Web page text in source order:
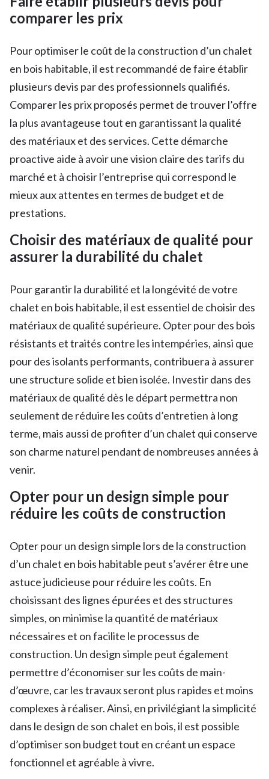
comparer les prix
Pour optimiser le coût de la construction d’un chalet
en bois habitable, il est recommandé de faire établir
plusieurs devis par des professionnels qualifiés.
Comparer les prix proposés permet de trouver l’offre
la plus avantageuse tout en garantissant la qualité
des matériaux et des services. Cette démarche
proactive aide à avoir une vision claire des tarifs du
marché et à choisir l’entreprise qui correspond le
mieux aux attentes en termes de budget et de
prestations.
Choisir des matériaux de qualité pour
assurer la durabilité du chalet
Pour garantir la durabilité et la longévité de votre
chalet en bois habitable, il est essentiel de choisir des
matériaux de qualité supérieure. Opter pour des bois
résistants et traités contre les intempéries, ainsi que
pour des isolants performants, contribuera à assurer
une structure solide et bien isolée. Investir dans des
matériaux de qualité dès le départ permettra non
seulement de réduire les coûts d’entretien à long
terme, mais aussi de profiter d’un chalet qui conserve
son charme naturel pendant de nombreuses années à
venir.
Opter pour un design simple pour
réduire les coûts de construction
Opter pour un design simple lors de la construction
d’un chalet en bois habitable peut s’avérer être une
astuce judicieuse pour réduire les coûts. En
choisissant des lignes épurées et des structures
simples, on minimise la quantité de matériaux
nécessaires et on facilite le processus de
construction. Un design simple peut également
permettre d’économiser sur les coûts de main-
d’œuvre, car les travaux seront plus rapides et moins
complexes à réaliser. Ainsi, en privilégiant la simplicité
dans le design de son chalet en bois, il est possible
d’optimiser son budget tout en créant un espace
fonctionnel et agréable à vivre.